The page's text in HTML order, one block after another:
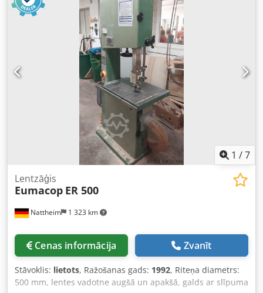
1 /7
Nattheim 1 323 km
Lentzāģis
Eumacop ER 500
Cenas informācija Zvanīt
Stāvoklis: lietots, Ražošanas gads: 1992, Riteņa diametrs:
500 mm, lentes vadotne augšā un apakšā, galds ar slīpuma